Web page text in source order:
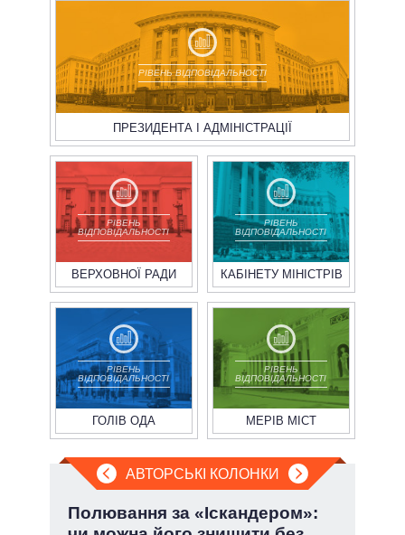
РІВЕНЬ ВІДПОВІДАЛЬНОСТІ
ПРЕЗИДЕНТА І АДМІНІСТРАЦІЇ
РІВЕНЬ
ВІДПОВІДАЛЬНОСТІ
ВЕРХОВНОЇ РАДИ
РІВЕНЬ
ВІДПОВІДАЛЬНОСТІ
КАБІНЕТУ МІНІСТРІВ
РІВЕНЬ
ВІДПОВІДАЛЬНОСТІ
ГОЛІВ ОДА
РІВЕНЬ
ВІДПОВІДАЛЬНОСТІ
МЕРІВ МІСТ
АВТОРСЬКІ КОЛОНКИ
Полювання за «Іскандером»: